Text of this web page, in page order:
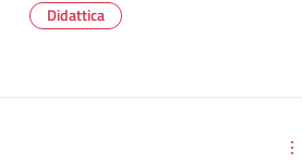
Didattica